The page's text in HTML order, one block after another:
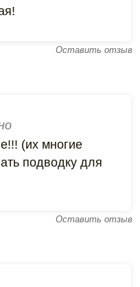
Оставить отзыв
(их многие
подводку для
Оставить отзыв